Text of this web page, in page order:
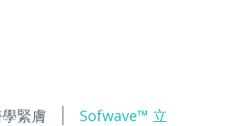
緊膚
Sofwave™ 立